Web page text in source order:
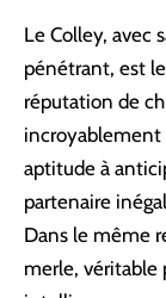
Le Colley, avec
pénétrant, est
réputation de
incroyablement
aptitude à
partenaire
Dans le même
merle, véritable